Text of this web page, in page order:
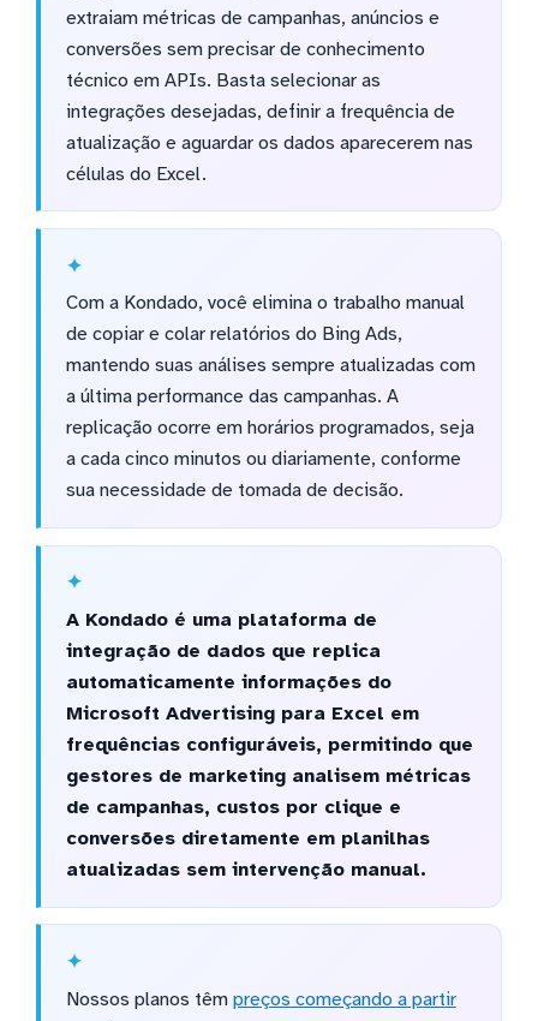
extraiam métricas de campanhas, anúncios e
conversões sem precisar de conhecimento
técnico em APIs. Basta selecionar as
integrações desejadas, definir a frequência de
atualização e aguardar os dados aparecerem nas
células do Excel.
Com a Kondado, você elimina o trabalho manual
de copiar e colar relatórios do Bing Ads,
mantendo suas análises sempre atualizadas com
a última performance das campanhas. A
replicação ocorre em horários programados, seja
a cada cinco minutos ou diariamente, conforme
sua necessidade de tomada de decisão.
A Kondado é uma plataforma de
integração de dados que replica
automaticamente informações do
Microsoft Advertising para Excel em
frequências configuráveis, permitindo que
gestores de marketing analisem métricas
de campanhas, custos por clique e
conversões diretamente em planilhas
atualizadas sem intervenção manual.
Nossos planos têm preços começando a partir